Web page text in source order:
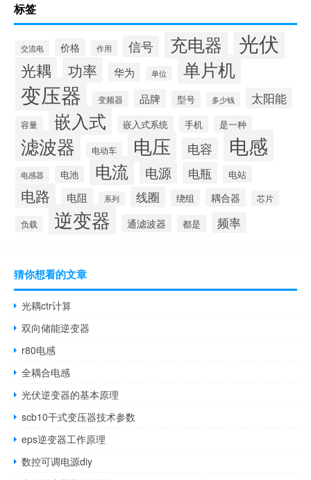
标签
交流电 价格 作用 信号 充电器 光伏
光耦 功率 华为 单位 单片机
变压器 变频器 品牌 型号 多少钱 太阳能
容量 嵌入式 嵌入式系统 手机 是一种
滤波器 电动车 电压 电容 电感
电感器 电池 电流 电源 电瓶 电站
电路 电阻 系列 线圈 绕组 耦合器 芯片
负载 逆变器 通滤波器 都是 频率
猜你想看的文章
光耦ctr计算
双向储能逆变器
r80电感
全耦合电感
光伏逆变器的基本原理
scb10干式变压器技术参数
eps逆变器工作原理
数控可调电源diy